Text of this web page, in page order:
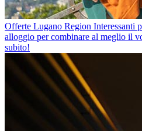
Offerte Lugano Region Interessanti
alloggio per combinare al meglio il
subito!